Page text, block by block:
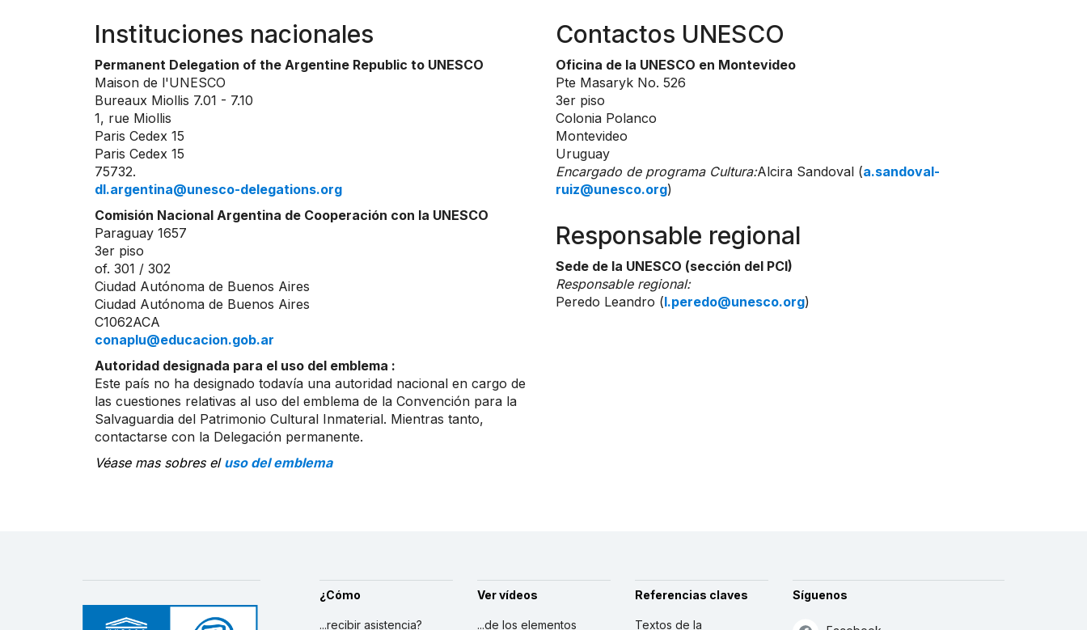
Instituciones nacionales
Permanent Delegation of the Argentine Republic to UNESCO
Maison de l'UNESCO
Bureaux Miollis 7.01 - 7.10
1, rue Miollis
Paris Cedex 15
Paris Cedex 15
75732.
dl.argentina@unesco-delegations.org
Comisión Nacional Argentina de Cooperación con la UNESCO
Paraguay 1657
3er piso
of. 301 / 302
Ciudad Autónoma de Buenos Aires
Ciudad Autónoma de Buenos Aires
C1062ACA
conaplu@educacion.gob.ar
Autoridad designada para el uso del emblema :
Este país no ha designado todavía una autoridad nacional en cargo de
las cuestiones relativas al uso del emblema de la Convención para la
Salvaguardia del Patrimonio Cultural Inmaterial. Mientras tanto,
contactarse con la Delegación permanente.
Véase mas sobres el uso del emblema
Contactos UNESCO
Oficina de la UNESCO en Montevideo
Pte Masaryk No. 526
3er piso
Colonia Polanco
Montevideo
Uruguay
Encargado de programa Cultura:Alcira Sandoval (a.sandoval-
ruiz@unesco.org)
Responsable regional
Sede de la UNESCO (sección del PCI)
Responsable regional:
Peredo Leandro (l.peredo@unesco.org)
¿Cómo
...recibir asistencia?
Ver vídeos
...de los elementos
Referencias claves
Textos de la
Síguenos